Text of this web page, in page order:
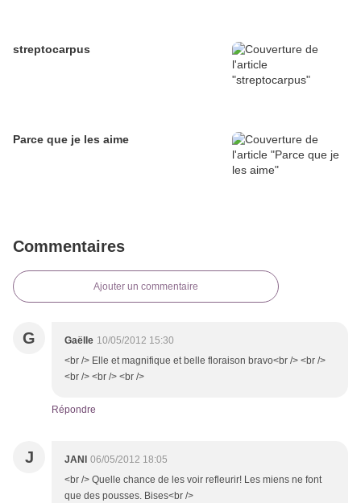
streptocarpus
Parce que je les aime
Commentaires
Ajouter un commentaire
G Gaëlle 10/05/2012 15:30
<br /> Elle et magnifique et belle floraison bravo<br /> <br />
<br /> <br /> <br />
Répondre
J JANI
06/05/2012 18:05
<br /> Quelle chance de les voir refleurir! Les miens ne font
que des pousses. Bises<br />